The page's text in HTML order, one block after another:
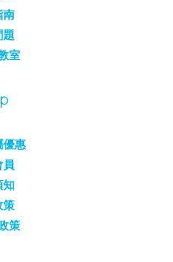
南
題
室
優惠
員
知
策
策